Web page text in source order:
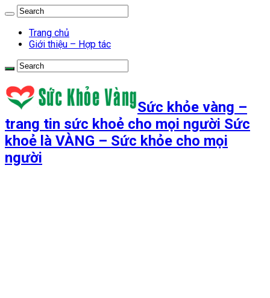
Trang chủ
Giới thiệu – Hợp tác
Sức khỏe vàng –
trang tin sức khoẻ cho mọi người Sức
khoẻ là VÀNG – Sức khỏe cho mọi
người